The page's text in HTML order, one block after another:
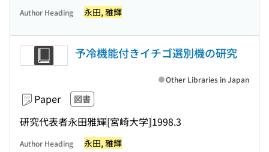
Author Heading 永田, 雅輝
予冷機能付きイチゴ選別機の研究
Paper 図書
研究代表者永田雅輝[宮崎大学]1998.3
Other Libraries in Japan
Author Heading 永田, 雅輝